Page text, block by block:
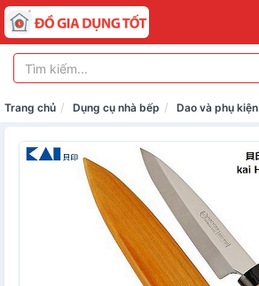
Trang chủ Dụng cụ nhà bếp Dao và phụ kiện